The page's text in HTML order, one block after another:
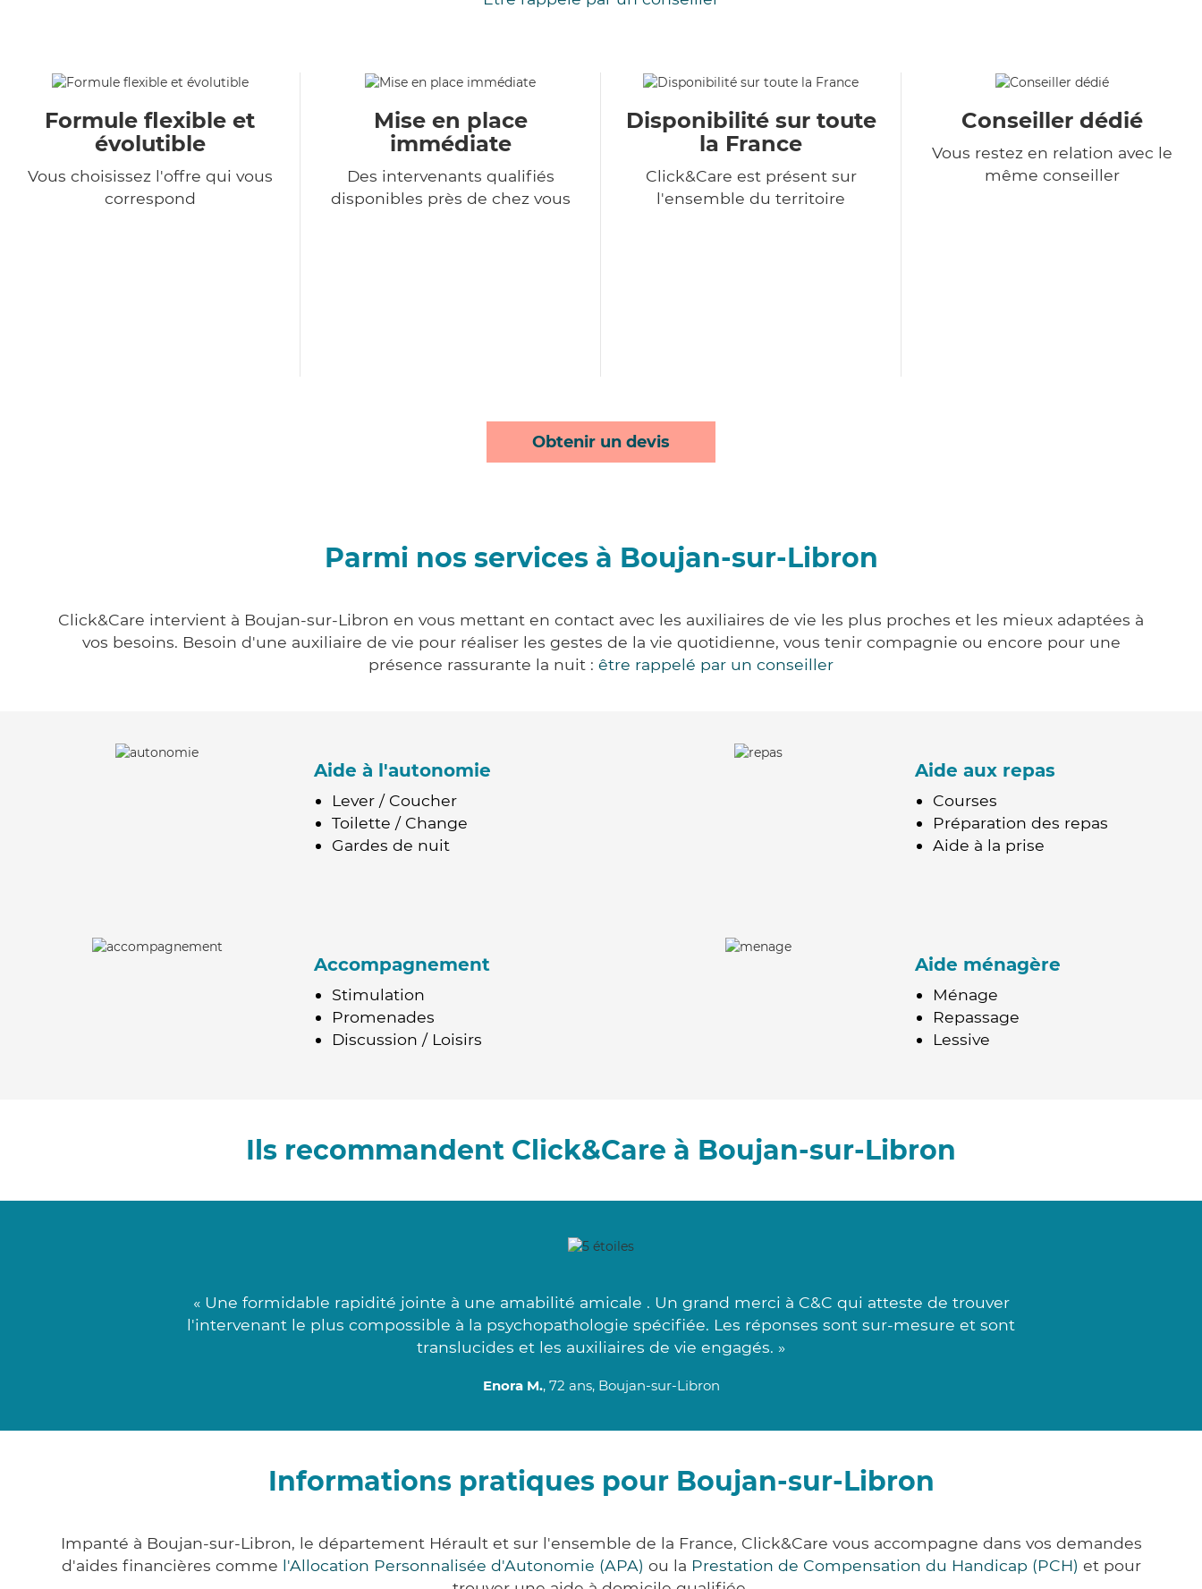
Formule flexible et
évolutible
Vous choisissez l'offre qui vous
correspond
Mise en place
immédiate
Des intervenants qualifiés
disponibles près de chez vous
Disponibilité sur toute
la France
Click&Care est présent sur
l'ensemble du territoire
Conseiller dédié
Vous restez en relation avec le
même conseiller
Obtenir un devis
Parmi nos services à Boujan-sur-Libron
Click&Care intervient à Boujan-sur-Libron en vous mettant en contact avec les auxiliaires de vie les plus proches et les mieux adaptées à
vos besoins. Besoin d'une auxiliaire de vie pour réaliser les gestes de la vie quotidienne, vous tenir compagnie ou encore pour une
présence rassurante la nuit : être rappelé par un conseiller
Aide à l'autonomie
Lever / Coucher
Toilette / Change
Gardes de nuit
Aide aux repas
Courses
Préparation des repas
Aide à la prise
Accompagnement
Stimulation
Promenades
Discussion / Loisirs
Aide ménagère
Ménage
Repassage
Lessive
Ils recommandent Click&Care à Boujan-sur-Libron
« Une formidable rapidité jointe à une amabilité amicale . Un grand merci à C&C qui atteste de trouver
l'intervenant le plus compossible à la psychopathologie spécifiée. Les réponses sont sur-mesure et sont
translucides et les auxiliaires de vie engagés. »
Enora M., 72 ans, Boujan-sur-Libron
Informations pratiques pour Boujan-sur-Libron
Impanté à Boujan-sur-Libron, le département Hérault et sur l'ensemble de la France, Click&Care vous accompagne dans vos demandes
d'aides financières comme l'Allocation Personnalisée d'Autonomie (APA) ou la Prestation de Compensation du Handicap (PCH) et pour